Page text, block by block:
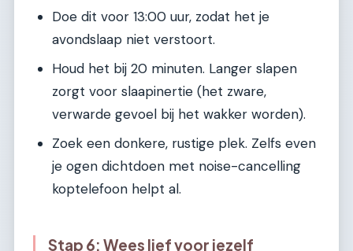
Doe dit voor 13:00 uur, zodat het je
avondslaap niet verstoort.
Houd het bij 20 minuten. Langer slapen
zorgt voor slaapinertie (het zware,
verwarde gevoel bij het wakker worden).
Zoek een donkere, rustige plek. Zelfs even
je ogen dichtdoen met noise-cancelling
koptelefoon helpt al.
Stap 6: Wees lief voor jezelf